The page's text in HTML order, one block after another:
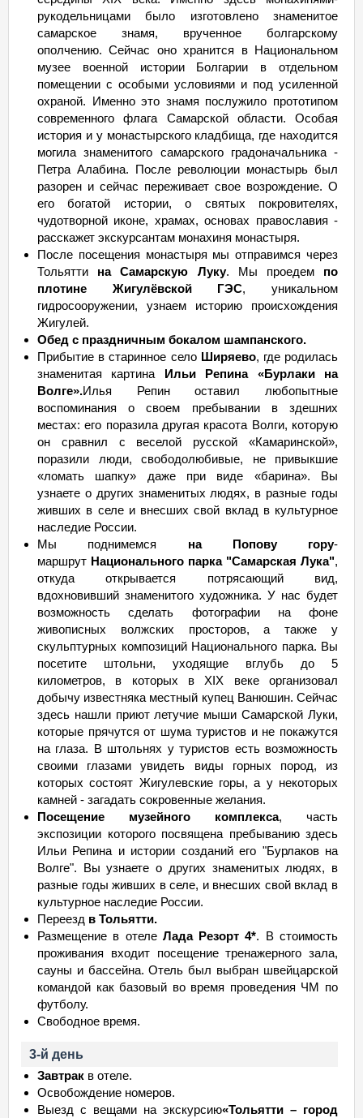
рукодельницами было изготовлено знаменитое
самарское знамя, врученное болгарскому
ополчению. Сейчас оно хранится в Национальном
музее военной истории Болгарии в отдельном
помещении с особыми условиями и под усиленной
охраной. Именно это знамя послужило прототипом
современного флага Самарской области. Особая
история и у монастырского кладбища, где находится
могила знаменитого самарского градоначальника -
Петра Алабина. После революции монастырь был
разорен и сейчас переживает свое возрождение. О
его богатой истории, о святых покровителях,
чудотворной иконе, храмах, основах православия -
расскажет экскурсантам монахиня монастыря.
После посещения монастыря мы отправимся через
Тольятти на Самарскую Луку. Мы проедем по
плотине Жигулёвской ГЭС, уникальном
гидросооружении, узнаем историю происхождения
Жигулей.
Обед с праздничным бокалом шампанского.
Прибытие в старинное село Ширяево, где родилась
знаменитая картина Ильи Репина «Бурлаки на
Волге».Илья Репин оставил любопытные
воспоминания о своем пребывании в здешних
местах: его поразила другая красота Волги, которую
он сравнил с веселой русской «Камаринской»,
поразили люди, свободолюбивые, не привыкшие
«ломать шапку» даже при виде «барина». Вы
узнаете о других знаменитых людях, в разные годы
живших в селе и внесших свой вклад в культурное
наследие России.
Мы поднимемся на Попову гору-
маршрут Национального парка "Самарская Лука",
откуда открывается потрясающий вид,
вдохновивший знаменитого художника. У нас будет
возможность сделать фотографии на фоне
живописных волжских просторов, а также у
скульптурных композиций Национального парка. Вы
посетите штольни, уходящие вглубь до 5
километров, в которых в XIX веке организовал
добычу известняка местный купец Ванюшин. Сейчас
здесь нашли приют летучие мыши Самарской Луки,
которые прячутся от шума туристов и не покажутся
на глаза. В штольнях у туристов есть возможность
своими глазами увидеть виды горных пород, из
которых состоят Жигулевские горы, а у некоторых
камней - загадать сокровенные желания.
Посещение музейного комплекса, часть
экспозиции которого посвящена пребыванию здесь
Ильи Репина и истории созданий его "Бурлаков на
Волге". Вы узнаете о других знаменитых людях, в
разные годы живших в селе, и внесших свой вклад в
культурное наследие России.
Переезд в Тольятти.
Размещение в отеле Лада Резорт 4*. В стоимость
проживания входит посещение тренажерного зала,
сауны и бассейна. Отель был выбран швейцарской
командой как базовый во время проведения ЧМ по
футболу.
Свободное время.
3-й день
Завтрак в отеле.
Освобождение номеров.
Выезд с вещами на экскурсию«Тольятти – город